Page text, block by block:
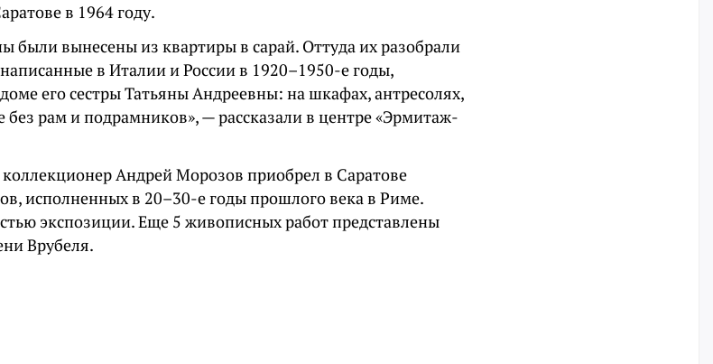
в 1964 году.
были вынесены из квартиры в сарай. Оттуда их разобрали
в Италии и России в 1920–1950-е годы,
его сестры Татьяны Андреевны: на шкафах, антресолях,
рам и подрамников», — рассказали в центре «Эрмитаж-
коллекционер Андрей Морозов приобрел в Саратове
исполненных в 20–30-е годы прошлого века в Риме.
экспозиции. Еще 5 живописных работ представлены
Врубеля.